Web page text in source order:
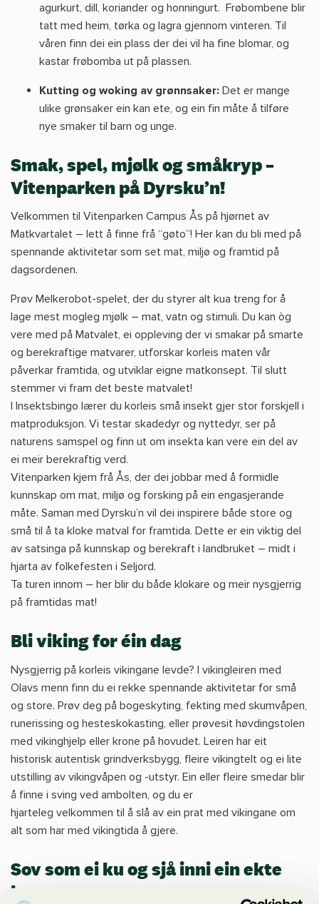
agurkurt, dill, koriander og honningurt. Frøbombene blir
tatt med heim, tørka og lagra gjennom vinteren. Til
våren finn dei ein plass der dei vil ha fine blomar, og
kastar frøbomba ut på plassen.
Kutting og woking av grønnsaker: Det er mange
ulike grønsaker ein kan ete, og ein fin måte å tilføre
nye smaker til barn og unge.
Smak, spel, mjølk og småkryp –
Vitenparken på Dyrsku’n!
Velkommen til Vitenparken Campus Ås på hjørnet av
Matkvartalet – lett å finne frå “gøto”! Her kan du bli med på
spennande aktivitetar som set mat, miljø og framtid på
dagsordenen.
Prøv Melkerobot-spelet, der du styrer alt kua treng for å
lage mest mogleg mjølk – mat, vatn og stimuli. Du kan òg
vere med på Matvalet, ei oppleving der vi smakar på smarte
og berekraftige matvarer, utforskar korleis maten vår
påverkar framtida, og utviklar eigne matkonsept. Til slutt
stemmer vi fram det beste matvalet!
I Insektsbingo lærer du korleis små insekt gjer stor forskjell i
matproduksjon. Vi testar skadedyr og nyttedyr, ser på
naturens samspel og finn ut om insekta kan vere ein del av
ei meir berekraftig verd.
Vitenparken kjem frå Ås, der dei jobbar med å formidle
kunnskap om mat, miljø og forsking på ein engasjerande
måte. Saman med Dyrsku’n vil dei inspirere både store og
små til å ta kloke matval for framtida. Dette er ein viktig del
av satsinga på kunnskap og berekraft i landbruket – midt i
hjarta av folkefesten i Seljord.
Ta turen innom – her blir du både klokare og meir nysgjerrig
på framtidas mat!
Bli viking for éin dag
Nysgjerrig på korleis vikingane levde? I vikingleiren med
Olavs menn finn du ei rekke spennande aktivitetar for små
og store. Prøv deg på bogeskyting, fekting med skumvåpen,
runerissing og hesteskokasting, eller prøvesit høvdingstolen
med vikinghjelp eller krone på hovudet. Leiren har eit
historisk autentisk grindverksbygg, fleire vikingtelt og ei lite
utstilling av vikingvåpen og -utstyr. Ein eller fleire smedar blir
å finne i sving ved ambolten, og du er
hjarteleg velkommen til å slå av ein prat med vikingane om
alt som har med vikingtida å gjere.
Sov som ei ku og sjå inni ein ekte
kumage